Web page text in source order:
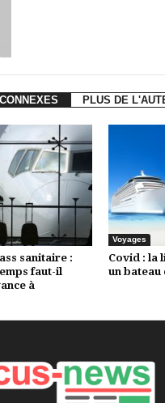
PLUS DE
sanitaire :
faut-il
à
Voyages
Covid : la
un